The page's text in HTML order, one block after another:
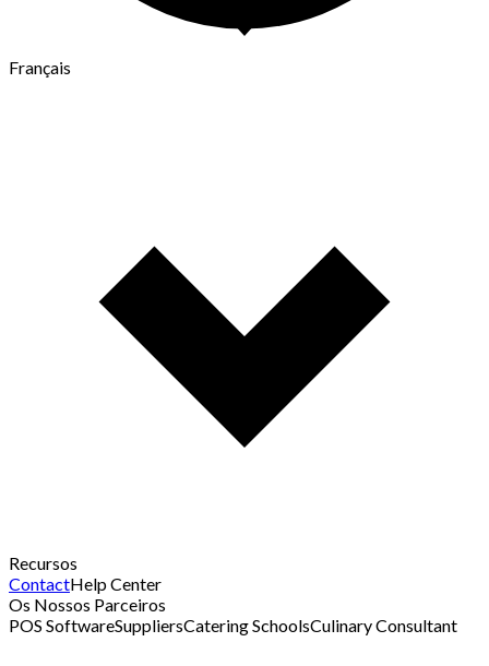
Français
Recursos
ContactHelp Center
Os Nossos Parceiros
POS SoftwareSuppliersCatering SchoolsCulinary Consultant